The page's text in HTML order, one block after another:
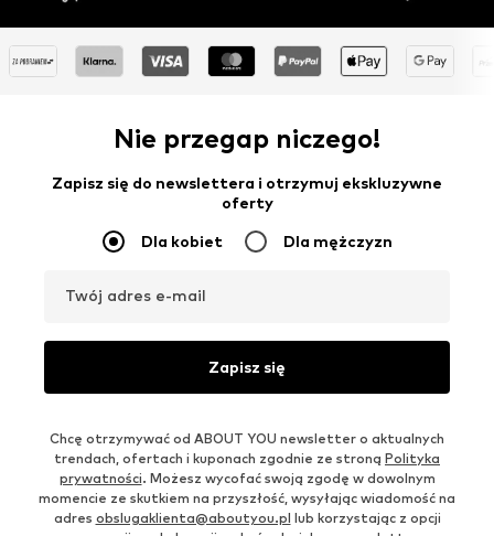
Nie przegap niczego!
Zapisz się do newslettera i otrzymuj ekskluzywne
oferty
Dla kobiet Dla mężczyzn
Twój adres e-mail
Zapisz się
Chcę otrzymywać od ABOUT YOU newsletter o aktualnych
trendach, ofertach i kuponach zgodnie ze stroną Polityka
prywatności. Możesz wycofać swoją zgodę w dowolnym
momencie ze skutkiem na przyszłość, wysyłając wiadomość na
adres obslugaklienta@aboutyou.pl lub korzystając z opcji